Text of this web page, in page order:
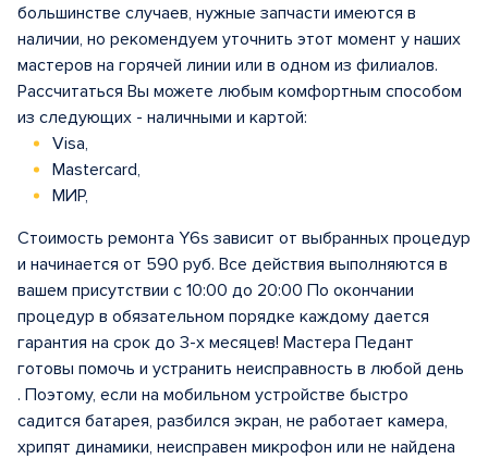
большинстве случаев, нужные запчасти имеются в
наличии, но рекомендуем уточнить этот момент у наших
мастеров на горячей линии или в одном из филиалов.
Рассчитаться Вы можете любым комфортным способом
из следующих - наличными и картой:
Visa,
Mastercard,
МИР,
Стоимость ремонта Y6s зависит от выбранных процедур
и начинается от 590 руб. Все действия выполняются в
вашем присутствии с 10:00 до 20:00 По окончании
процедур в обязательном порядке каждому дается
гарантия на срок до 3-х месяцев! Мастера Педант
готовы помочь и устранить неисправность в любой день
. Поэтому, если на мобильном устройстве быстро
садится батарея, разбился экран, не работает камера,
хрипят динамики, неисправен микрофон или не найдена